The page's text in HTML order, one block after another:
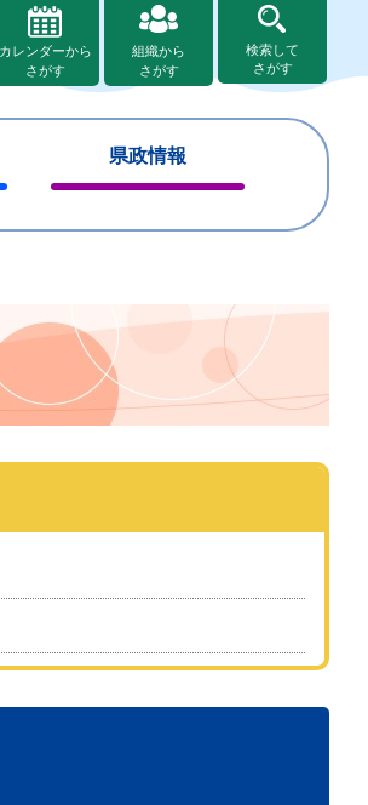
カレンダーから
さがす
組織から
さがす
検索して
さがす
県政情報
じ